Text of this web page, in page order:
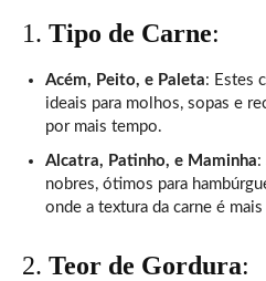
1. Tipo de Carne:
Acém, Peito, e Paleta: Estes
ideais para molhos, sopas e
por mais tempo.
Alcatra, Patinho, e Maminha:
nobres, ótimos para
onde a textura da carne é mais
2. Teor de Gordura: